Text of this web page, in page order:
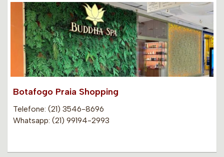
Botafogo Praia Shopping
Telefone: (21) 3546-8696
Whatsapp: (21) 99194-2993